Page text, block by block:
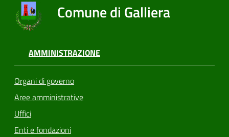
Comune di Galliera
AMMINISTRAZIONE
Organi di governo
Aree amministrative
Uffici
Enti e fondazioni